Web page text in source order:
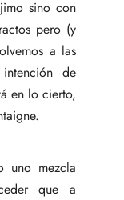
sino con
pero (y
a las
de
en lo cierto,
uno mezcla
que a